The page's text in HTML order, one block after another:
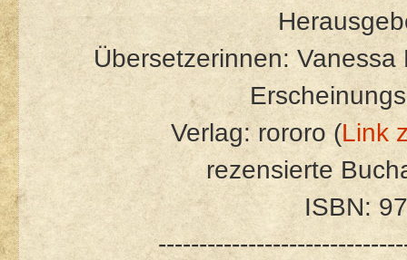
Übersetzerinnen:
Verlag: rororo (Link
rezensierte
ISBN: